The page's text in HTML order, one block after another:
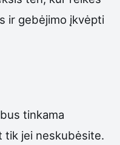
ir gebėjimo įkvėpti
tinkama
tik jei neskubėsite.